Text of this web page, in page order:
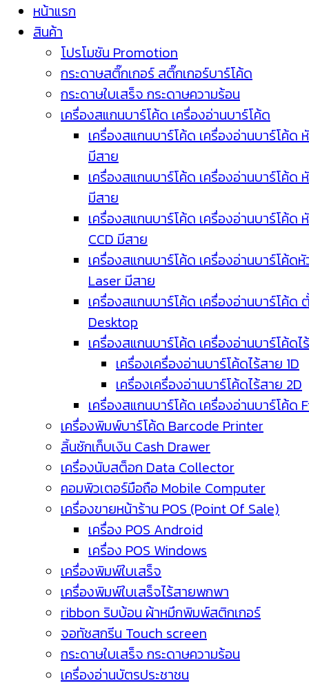
หน้าแรก
สินค้า
โปรโมชัน Promotion
กระดาษสติ๊กเกอร์ สติ๊กเกอร์บาร์โค้ด
กระดาษใบเสร็จ กระดาษความร้อน
เครื่องสแกนบาร์โค้ด เครื่องอ่านบาร์โค้ด
เครื่องสแกนบาร์โค้ด เครื่องอ่านบาร์โค้ด
มีสาย
เครื่องสแกนบาร์โค้ด เครื่องอ่านบาร์โค้ด
มีสาย
เครื่องสแกนบาร์โค้ด เครื่องอ่านบาร์โค้ด
CCD มีสาย
เครื่องสแกนบาร์โค้ด เครื่องอ่านบาร์โค้ด
Laser มีสาย
เครื่องสแกนบาร์โค้ด เครื่องอ่านบาร์โค้ด
Desktop
เครื่องสแกนบาร์โค้ด เครื่องอ่านบาร์โค้ดไ
เครื่องเครื่องอ่านบาร์โค้ดไร้สาย 1D
เครื่องเครื่องอ่านบาร์โค้ดไร้สาย 2D
เครื่องสแกนบาร์โค้ด เครื่องอ่านบาร์โค้ด
เครื่องพิมพ์บาร์โค้ด Barcode Printer
ลิ้นชักเก็บเงิน Cash Drawer
เครื่องนับสต็อก Data Collector
คอมพิวเตอร์มือถือ Mobile Computer
เครื่องขายหน้าร้าน POS (Point Of Sale)
เครื่อง POS Android
เครื่อง POS Windows
เครื่องพิมพ์ใบเสร็จ
เครื่องพิมพ์ใบเสร็จไร้สายพกพา
ribbon ริบบ้อน ผ้าหมึกพิมพ์สติกเกอร์
จอทัชสกรีน Touch screen
กระดาษใบเสร็จ กระดาษความร้อน
เครื่องอ่านบัตรประชาชน